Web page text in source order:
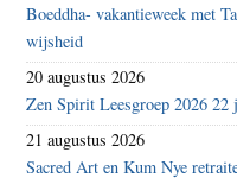
Boeddha- vakantieweek met
wijsheid
20 augustus 2026
Zen Spirit Leesgroep 2026 22
21 augustus 2026
Sacred Art en Kum Nye